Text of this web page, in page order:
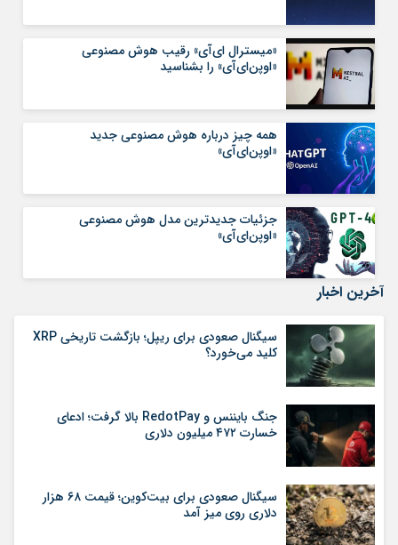
«میسترال ای‌آی» رقیب هوش مصنوعی
«اوپن‌ای‌آی» را بشناسید
همه چیز درباره هوش مصنوعی جدید
«اوپن‌ای‌آی»
جزئیات جدیدترین مدل هوش مصنوعی
«اوپن‌ای‌آی»
آخرین اخبار
سیگنال صعودی برای ریپل؛ بازگشت تاریخی XRP
کلید می‌خورد؟
جنگ بایننس و RedotPay بالا گرفت؛ ادعای
خسارت ۴۷۲ میلیون دلاری
سیگنال صعودی برای بیت‌کوین؛ قیمت ۶۸ هزار
دلاری روی میز آمد